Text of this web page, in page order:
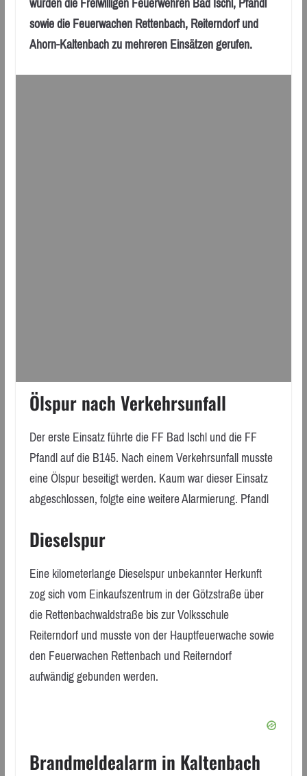
sowie die Feuerwachen Rettenbach, Reiterndorf und
Ahorn-Kaltenbach zu mehreren Einsätzen gerufen.
Ölspur nach Verkehrsunfall
Der erste Einsatz führte die FF Bad Ischl und die FF
Pfandl auf die B145. Nach einem Verkehrsunfall musste
eine Ölspur beseitigt werden. Kaum war dieser Einsatz
abgeschlossen, folgte eine weitere Alarmierung. Pfandl
Dieselspur
Eine kilometerlange Dieselspur unbekannter Herkunft
zog sich vom Einkaufszentrum in der Götzstraße über
die Rettenbachwaldstraße bis zur Volksschule
Reiterndorf und musste von der Hauptfeuerwache sowie
den Feuerwachen Rettenbach und Reiterndorf
aufwändig gebunden werden.
Brandmeldealarm in Kaltenbach